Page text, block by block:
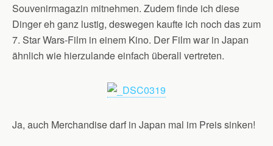
Souvenirmagazin mitnehmen. Zudem finde ich diese
Dinger eh ganz lustig, deswegen kaufte ich noch das zum
7. Star Wars-Film in einem Kino. Der Film war in Japan
ähnlich wie hierzulande einfach überall vertreten.
Ja, auch Merchandise darf in Japan mal im Preis sinken!